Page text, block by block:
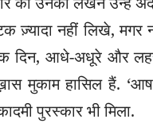
ज़्यादा नहीं लिखे,
दिन, आधे-अधूरे और
मुकाम हासिल हैं.
पुरस्कार भी मिला.